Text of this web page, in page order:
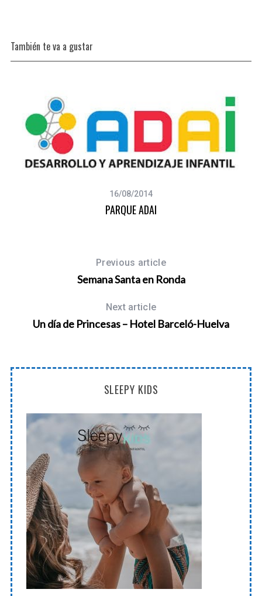
También te va a gustar
16/08/2014
PARQUE ADAI
Previous article
Semana Santa en Ronda
Next article
Un día de Princesas – Hotel Barceló-Huelva
SLEEPY KIDS